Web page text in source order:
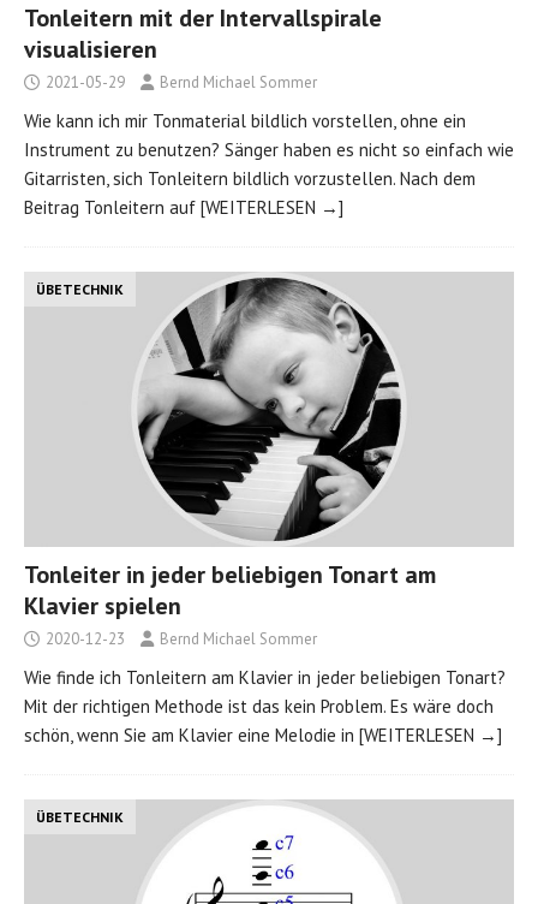
Tonleitern mit der Intervallspirale
visualisieren
2021-05-29 Bernd Michael Sommer
Wie kann ich mir Tonmaterial bildlich vorstellen, ohne ein
Instrument zu benutzen? Sänger haben es nicht so einfach wie
Gitarristen, sich Tonleitern bildlich vorzustellen. Nach dem
Beitrag Tonleitern auf [WEITERLESEN →]
ÜBETECHNIK
Tonleiter in jeder beliebigen Tonart am
Klavier spielen
2020-12-23 Bernd Michael Sommer
Wie finde ich Tonleitern am Klavier in jeder beliebigen Tonart?
Mit der richtigen Methode ist das kein Problem. Es wäre doch
schön, wenn Sie am Klavier eine Melodie in [WEITERLESEN →]
ÜBETECHNIK